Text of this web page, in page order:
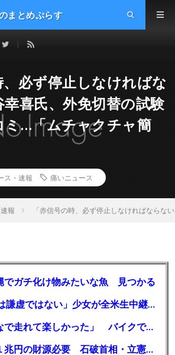
まとめぷらす
、必ず停止しなければな
幸喜氏、外免切替の試験
ミ…「ムチャクチャ簡
ス・速報 痛いニュース
報 「赤信号の時、必ず停止しなければならな
でガチ化け物みたいな魚 見つかる
【MLB】「大谷は謙虚ではない」少女が全米生中継で突然の大谷翔平批判 サイン無視された過去明かす
【千葉】「みんなで走れて楽しかった」 バイクでバースデー集団暴走 男女５７人を書類送検 SNSで参加者募る
ガソリン減税、１兆円の財源必要 石破首相・立憲野田氏「財源は死に物狂いで確保しなければならない」「本当に死に物狂いで」